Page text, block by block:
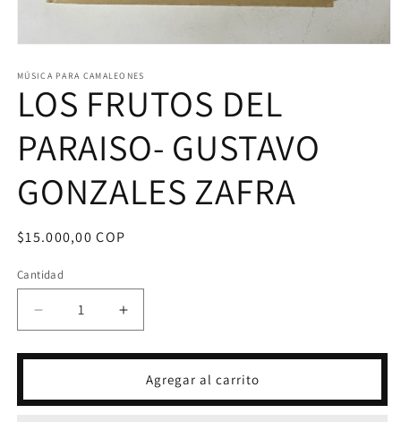
multimedia
1
una
modal
MÚSICA PARA CAMALEONES
LOS FRUTOS DEL
PARAISO- GUSTAVO
GONZALES ZAFRA
Precio
$15.000,00 COP
Cantidad
Reducir
cantidad
para
DEL
Aumentar
cantidad
para
LOS
FRUTOS
DEL
Agregar al carrito